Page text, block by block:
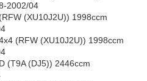
2002/04
(XU10J2U)) 1998ccm
(RFW (XU10J2U)) 1998ccm
(T9A (DJ5)) 2446ccm